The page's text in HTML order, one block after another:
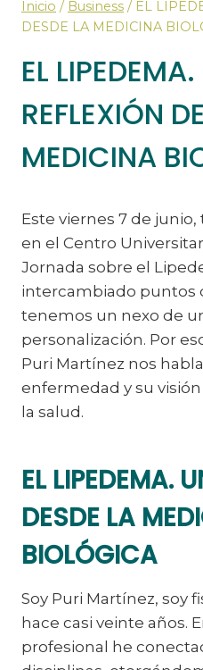
Inicio / Business / EL
DESDE LA MEDICINA
EL
REFLEXIÓN
MEDICINA
Este viernes 7 de
en el Centro
Jornada sobre el
intercambiado puntos
tenemos un nexo de
personalización. Por
Puri Martínez nos
enfermedad y su
la salud.
EL LIPEDEMA.
DESDE LA
BIOLÓGICA
Soy Puri Martínez, soy
hace casi veinte años.
profesional he